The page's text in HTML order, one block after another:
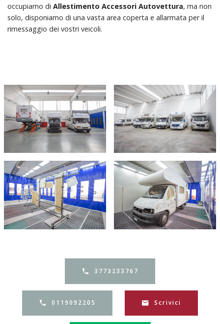
occupiamo di Allestimento Accessori Autovettura, ma non
solo, disponiamo di una vasta area coperta e allarmata per il
rimessaggio dei vostri veicoli.
3773233767
0119092205 Scrivici